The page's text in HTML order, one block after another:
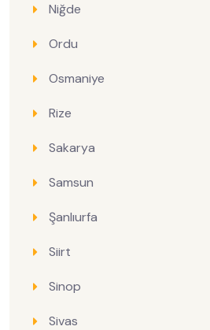
Niğde
Ordu
Osmaniye
Rize
Sakarya
Samsun
Şanlıurfa
Siirt
Sinop
Sivas